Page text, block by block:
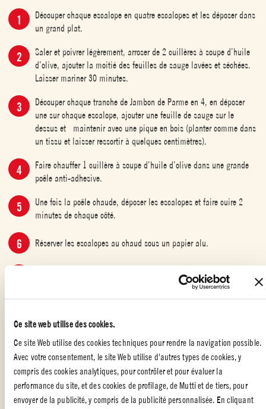
Ce site web utilise des cookies.
Ce site Web utilise des cookies techniques pour rendre la navigation possible.
Avec votre consentement, le site Web utilise d'autres types de cookies, y
compris des cookies analytiques, pour contrôler et pour évaluer la
performance du site, et des cookies de profilage, de Mutti et de tiers, pour
envoyer de la publicité, y compris de la publicité personnalisée. En cliquant
Découper chaque escalope en quatre escalopes et les déposer dans
un grand plat.
Saler et poivrer légèrement, arroser de 2 cuillères à soupe d’huile
d’olive, ajouter la moitié des feuilles de sauge lavées et séchées.
Laisser mariner 30 minutes.
Découper chaque tranche de Jambon de Parme en 4, en déposer
une sur chaque escalope, ajouter une feuille de sauge sur le
dessus et maintenir avec une pique en bois (planter comme dans
un tissu et laisser ressortir à quelques centimètres).
Faire chauffer 1 cuillère à soupe d’huile d’olive dans une grande
poêle anti-adhesive.
Une fois la poêle chaude, déposer les escalopes et faire cuire 2
minutes de chaque côté.
Réserver les escalopes au chaud sous un papier alu.
dans 20 cl d’eau, le concentré de tomates MUTTI, la moitié du
zeste du citron finement haché. Ajouter une vingtaine de feuilles
minutes puis servir bien chaud, décoré de feuilles d’estragon et de
sauge.